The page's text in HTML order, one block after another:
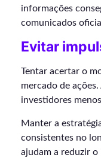
informações
comunicados
Evitar
Tentar acertar o
mercado de
investidores
Manter a
consistentes no
ajudam a reduzir